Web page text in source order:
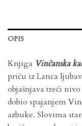
OPIS
Knjiga Vinčanska
priču iz Lanca
objašnjava treći
dobio spajanjem
azbuke. Slovima